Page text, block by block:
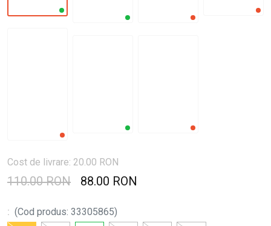
Cost de livrare: 20.00 RON
110.00 RON 88.00 RON
: (Cod produs: 33305865)